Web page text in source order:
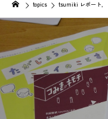
topics tsumiki レポート